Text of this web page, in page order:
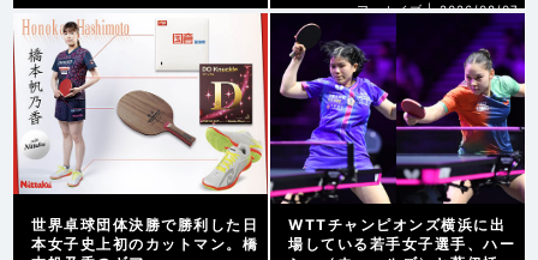
アーカイブ | 2026/08/07
世界卓球団体決勝で勝利した日
本女子史上初のカットマン。橋
WTTチャンピオンズ横浜に出
場している若手女子選手、ハー